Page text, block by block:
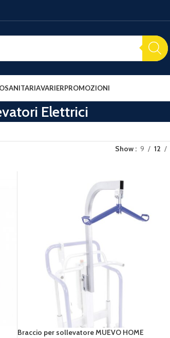
SANITARIAVARIERPROMOZIONI
Elettrici
Show 9 12
Braccio per sollevatore MUEVO HOME